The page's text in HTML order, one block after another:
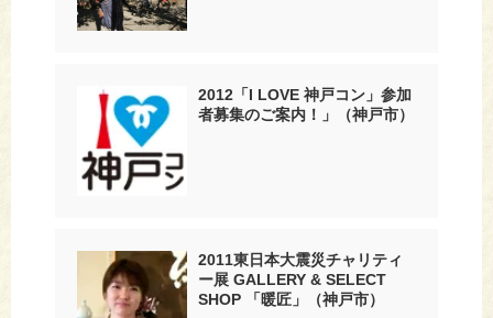
2012「I LOVE 神戸コン」参加
者募集のご案内！」（神戸市）
2011東日本大震災チャリティ
ー展 GALLERY & SELECT
SHOP 「暖匠」（神戸市）